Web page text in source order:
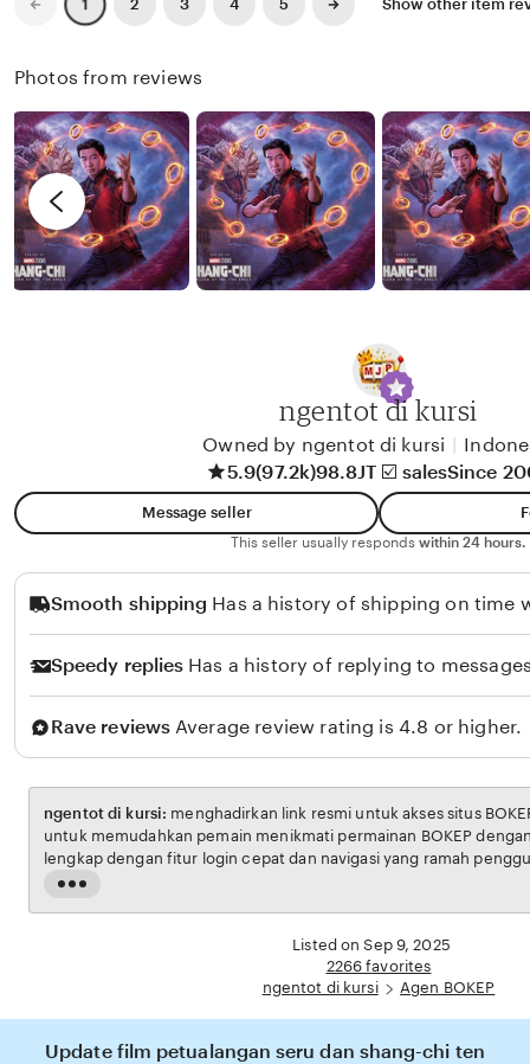
X
I
y
R
e
n
d
y
r
e
i
e
w
l
o
page
1 2 3 4 5
page
Show other item
Photos from reviews
ngentot di kursi
Owned by ngentot di kursi
5.9(97.2k)98.8JT ☑️ salesSince
Message seller
This seller usually responds within 24 hours.
Smooth shipping Has a history of shipping on time
Speedy replies Has a history of replying to
Rave reviews Average review rating is 4.8 or higher.
Read
the
ngentot di kursi:
untuk memudahkan pemain menikmati permainan BOKEP dengan aman dan transparan,
lengkap dengan fitur login cepat dan navigasi yang ramah pengguna. Setiap transaksi
dijamin aman, sementara update hasil dan informasi permainan selalu tersedia secara real-
Listed on Sep 9, 2025
2266 favorites
ngentot di kursi
Agen BOKEP
Update film petualangan seru dan shang-chi ten